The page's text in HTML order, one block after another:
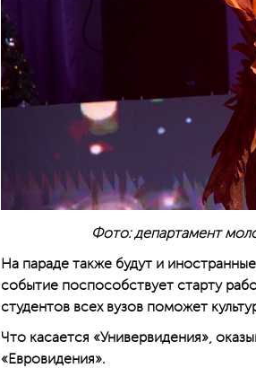
Фото: департамент
На параде также будут и
событие поспособствует старту
студентов всех вузов поможет
Что касается «Универвидения»,
«Евровидения».